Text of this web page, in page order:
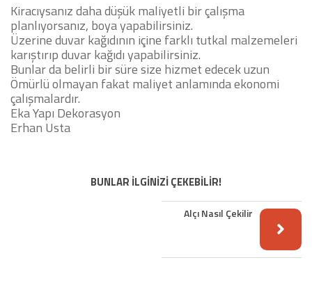
Kiracıysanız daha düşük maliyetli bir çalışma
planlıyorsanız, boya yapabilirsiniz.
Üzerine duvar kağıdının içine farklı tutkal malzemeleri
karıştırıp duvar kağıdı yapabilirsiniz.
Bunlar da belirli bir süre size hizmet edecek uzun
Ömürlü olmayan fakat maliyet anlamında ekonomi
çalışmalardır.
Eka Yapı Dekorasyon
Erhan Usta
BUNLAR İLGİNİZİ ÇEKEBİLİR!
Alçı Nasıl Çekilir